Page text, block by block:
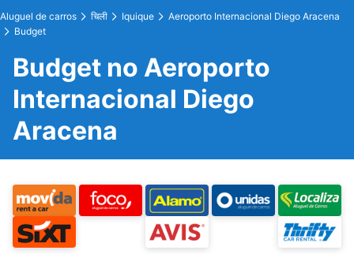
Aluguel de carros चिली Iquique
Aeroporto Internacional Diego Aracena
Budget
Budget no Aeroporto
Internacional Diego
Aracena